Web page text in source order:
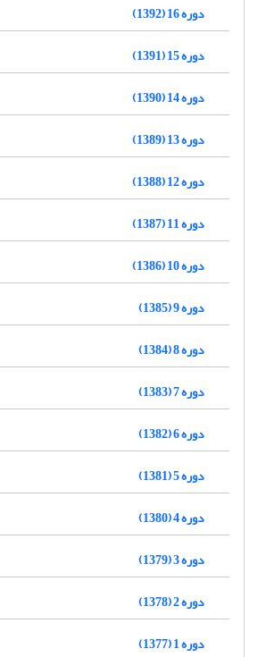
دوره 16 (1392)
دوره 15 (1391)
دوره 14 (1390)
دوره 13 (1389)
دوره 12 (1388)
دوره 11 (1387)
دوره 10 (1386)
دوره 9 (1385)
دوره 8 (1384)
دوره 7 (1383)
دوره 6 (1382)
دوره 5 (1381)
دوره 4 (1380)
دوره 3 (1379)
دوره 2 (1378)
دوره 1 (1377)